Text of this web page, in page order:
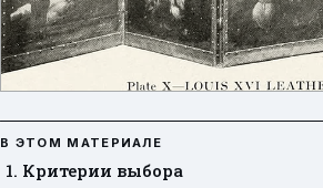
В ЭТОМ МАТЕРИАЛЕ
Критерии выбора